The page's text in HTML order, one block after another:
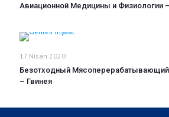
Авиационной Медицины и Физиологии
17 Nisan 2020
Безотходный Мясоперерабатывающий
– Гвинея